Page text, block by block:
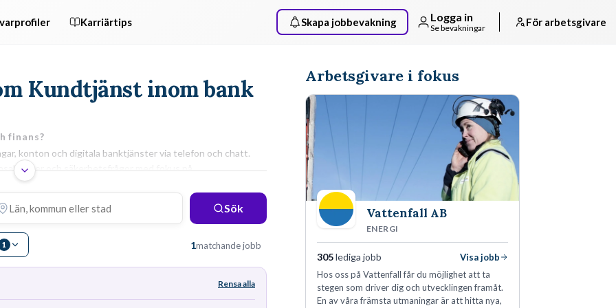
Karriärtips Skapa jobbevakning Logga in
Se bevakningar För arbetsgivare
Kundtjänst inom bank
finans?
konton och digitala banktjänster via telefon och chatt.
och säkerhetsfrågor med fokus på
ARBETSUPPGIFTER & KRAV
och hjälper kunder
bolån och sparande. För att lyckas krävs en avslutad
gymnasieutbildning, god administrativ förmåga och att
kärnsystem.
Sök
1 1matchande jobb
Rensa alla
Arbetsgivare i fokus
Vattenfall AB
ENERGI
305lediga jobb
Visa jobb
Hos oss på Vattenfall får du möjlighet att ta
stegen som driver dig och utvecklingen framåt.
En av våra främsta utmaningar är att hitta nya,